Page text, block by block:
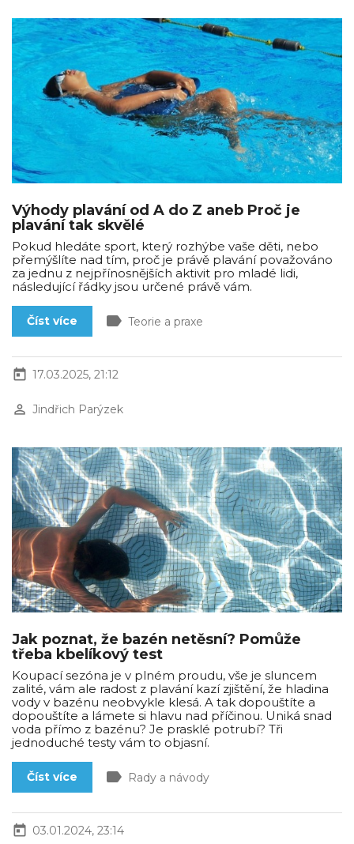
Výhody plavání od A do Z aneb Proč je
plavání tak skvělé
Pokud hledáte sport, který rozhýbe vaše děti, nebo
přemýšlíte nad tím, proč je právě plavání považováno
za jednu z nejpřínosnějších aktivit pro mladé lidi,
následující řádky jsou určené právě vám.
Číst více label Teorie a praxe
today 17.03.2025, 21:12
perm_identity Jindřich Parýzek
Jak poznat, že bazén netěsní? Pomůže
třeba kbelíkový test
Koupací sezóna je v plném proudu, vše je sluncem
zalité, vám ale radost z plavání kazí zjištění, že hladina
vody v bazénu neobvykle klesá. A tak dopouštíte a
dopouštíte a lámete si hlavu nad příčinou. Uniká snad
voda přímo z bazénu? Je prasklé potrubí? Tři
jednoduché testy vám to objasní.
Číst více label Rady a návody
today 03.01.2024, 23:14